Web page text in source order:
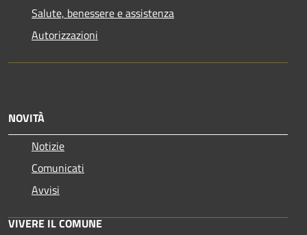
Salute, benessere e assistenza
Autorizzazioni
NOVITÀ
Notizie
Comunicati
Avvisi
VIVERE IL COMUNE